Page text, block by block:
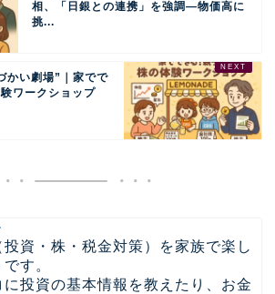
相、「日銀との連携」を強調―物価高に
挑...
かい劇場”｜家でで
ワークショップ
資・株・税金対策）を家族で楽し
す。
投資の基本情報を教えたり、お金